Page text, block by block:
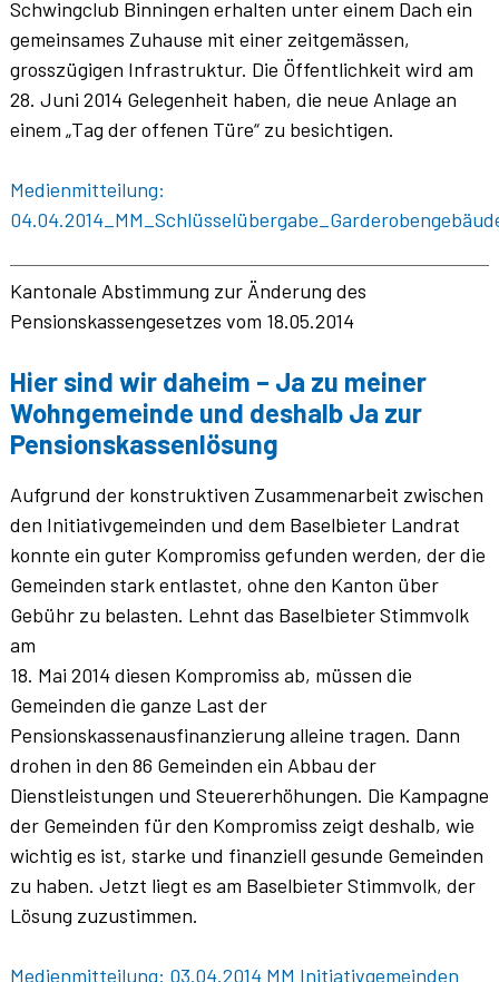
Schwingclub Binningen erhalten unter einem Dach ein
gemeinsames Zuhause mit einer zeitgemässen,
grosszügigen Infrastruktur. Die Öffentlichkeit wird am
28. Juni 2014 Gelegenheit haben, die neue Anlage an
einem „Tag der offenen Türe“ zu besichtigen.
Medienmitteilung:
Kantonale Abstimmung zur Änderung des
Pensionskassengesetzes vom 18.05.2014
Hier sind wir daheim – Ja zu meiner
Wohngemeinde und deshalb Ja zur
Pensionskassenlösung
Aufgrund der konstruktiven Zusammenarbeit zwischen
den Initiativgemeinden und dem Baselbieter Landrat
konnte ein guter Kompromiss gefunden werden, der die
Gemeinden stark entlastet, ohne den Kanton über
Gebühr zu belasten. Lehnt das Baselbieter Stimmvolk
am
18. Mai 2014 diesen Kompromiss ab, müssen die
Gemeinden die ganze Last der
Pensionskassenausfinanzierung alleine tragen. Dann
drohen in den 86 Gemeinden ein Abbau der
Dienstleistungen und Steuererhöhungen. Die Kampagne
der Gemeinden für den Kompromiss zeigt deshalb, wie
wichtig es ist, starke und finanziell gesunde Gemeinden
zu haben. Jetzt liegt es am Baselbieter Stimmvolk, der
Lösung zuzustimmen.
Medienmitteilung: 03.04.2014 MM Initiativgemeinden